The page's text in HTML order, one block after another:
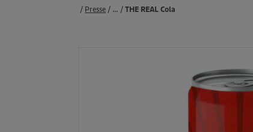
Presse Produkte
THE REAL Cola
...